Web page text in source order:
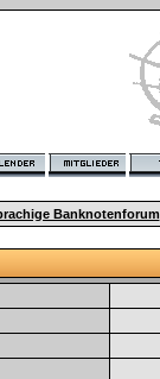
Banknotenforum